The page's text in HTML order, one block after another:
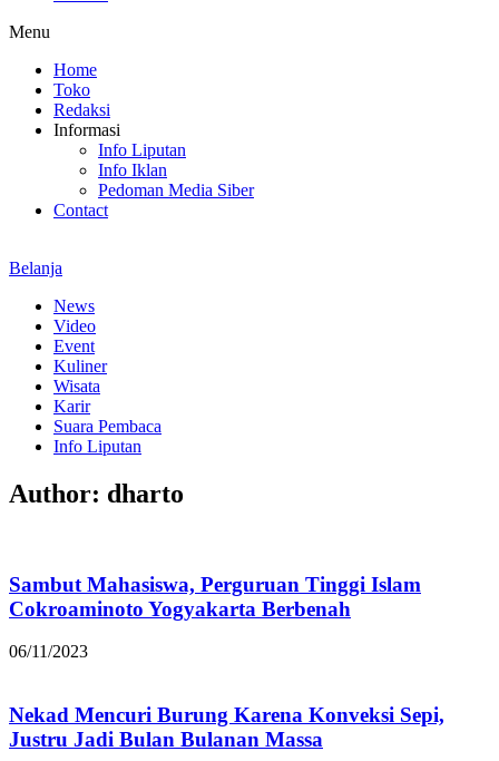
Menu
Home
Toko
Redaksi
Informasi
Info Liputan
Info Iklan
Pedoman Media Siber
Contact
Belanja
News
Video
Event
Kuliner
Wisata
Karir
Suara Pembaca
Info Liputan
Author: dharto
Sambut Mahasiswa, Perguruan Tinggi Islam
Cokroaminoto Yogyakarta Berbenah
06/11/2023
Nekad Mencuri Burung Karena Konveksi Sepi,
Justru Jadi Bulan Bulanan Massa